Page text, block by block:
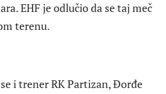
EHF je odlučio da se taj meč
terenu.
i trener RK Partizan, Đorđe